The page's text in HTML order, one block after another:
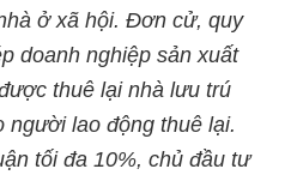
ở xã hội. Đơn cử, quy
doanh nghiệp sản xuất
thuê lại nhà lưu trú
người lao động thuê lại.
tối đa 10%, chủ đầu tư